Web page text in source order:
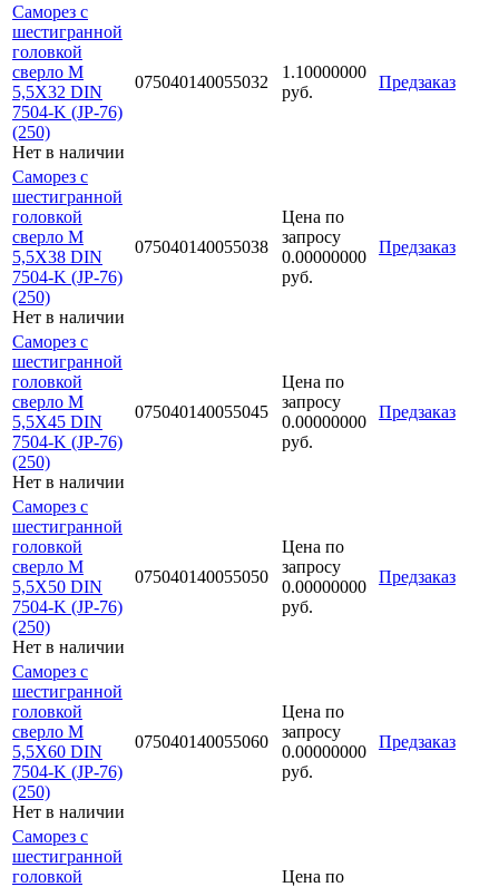
Саморез с
шестигранной
головкой
сверло М
5,5Х32 DIN
7504-K (JP-76)
(250)
Нет в наличии
075040140055032
1.10000000
руб.
Предзаказ
Саморез с
шестигранной
головкой
сверло М
5,5Х38 DIN
7504-K (JP-76)
(250)
Нет в наличии
075040140055038
Цена по
запросу
0.00000000
руб.
Предзаказ
Саморез с
шестигранной
головкой
сверло М
5,5Х45 DIN
7504-K (JP-76)
(250)
Нет в наличии
075040140055045
Цена по
запросу
0.00000000
руб.
Предзаказ
Саморез с
шестигранной
головкой
сверло М
5,5Х50 DIN
7504-K (JP-76)
(250)
Нет в наличии
075040140055050
Цена по
запросу
0.00000000
руб.
Предзаказ
Саморез с
шестигранной
головкой
сверло М
5,5Х60 DIN
7504-K (JP-76)
(250)
Нет в наличии
075040140055060
Цена по
запросу
0.00000000
руб.
Предзаказ
Саморез с
шестигранной
головкой
Цена по